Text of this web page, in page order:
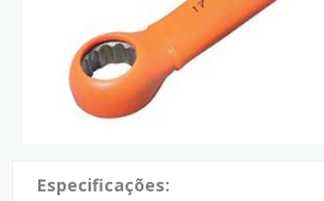
Especificações: